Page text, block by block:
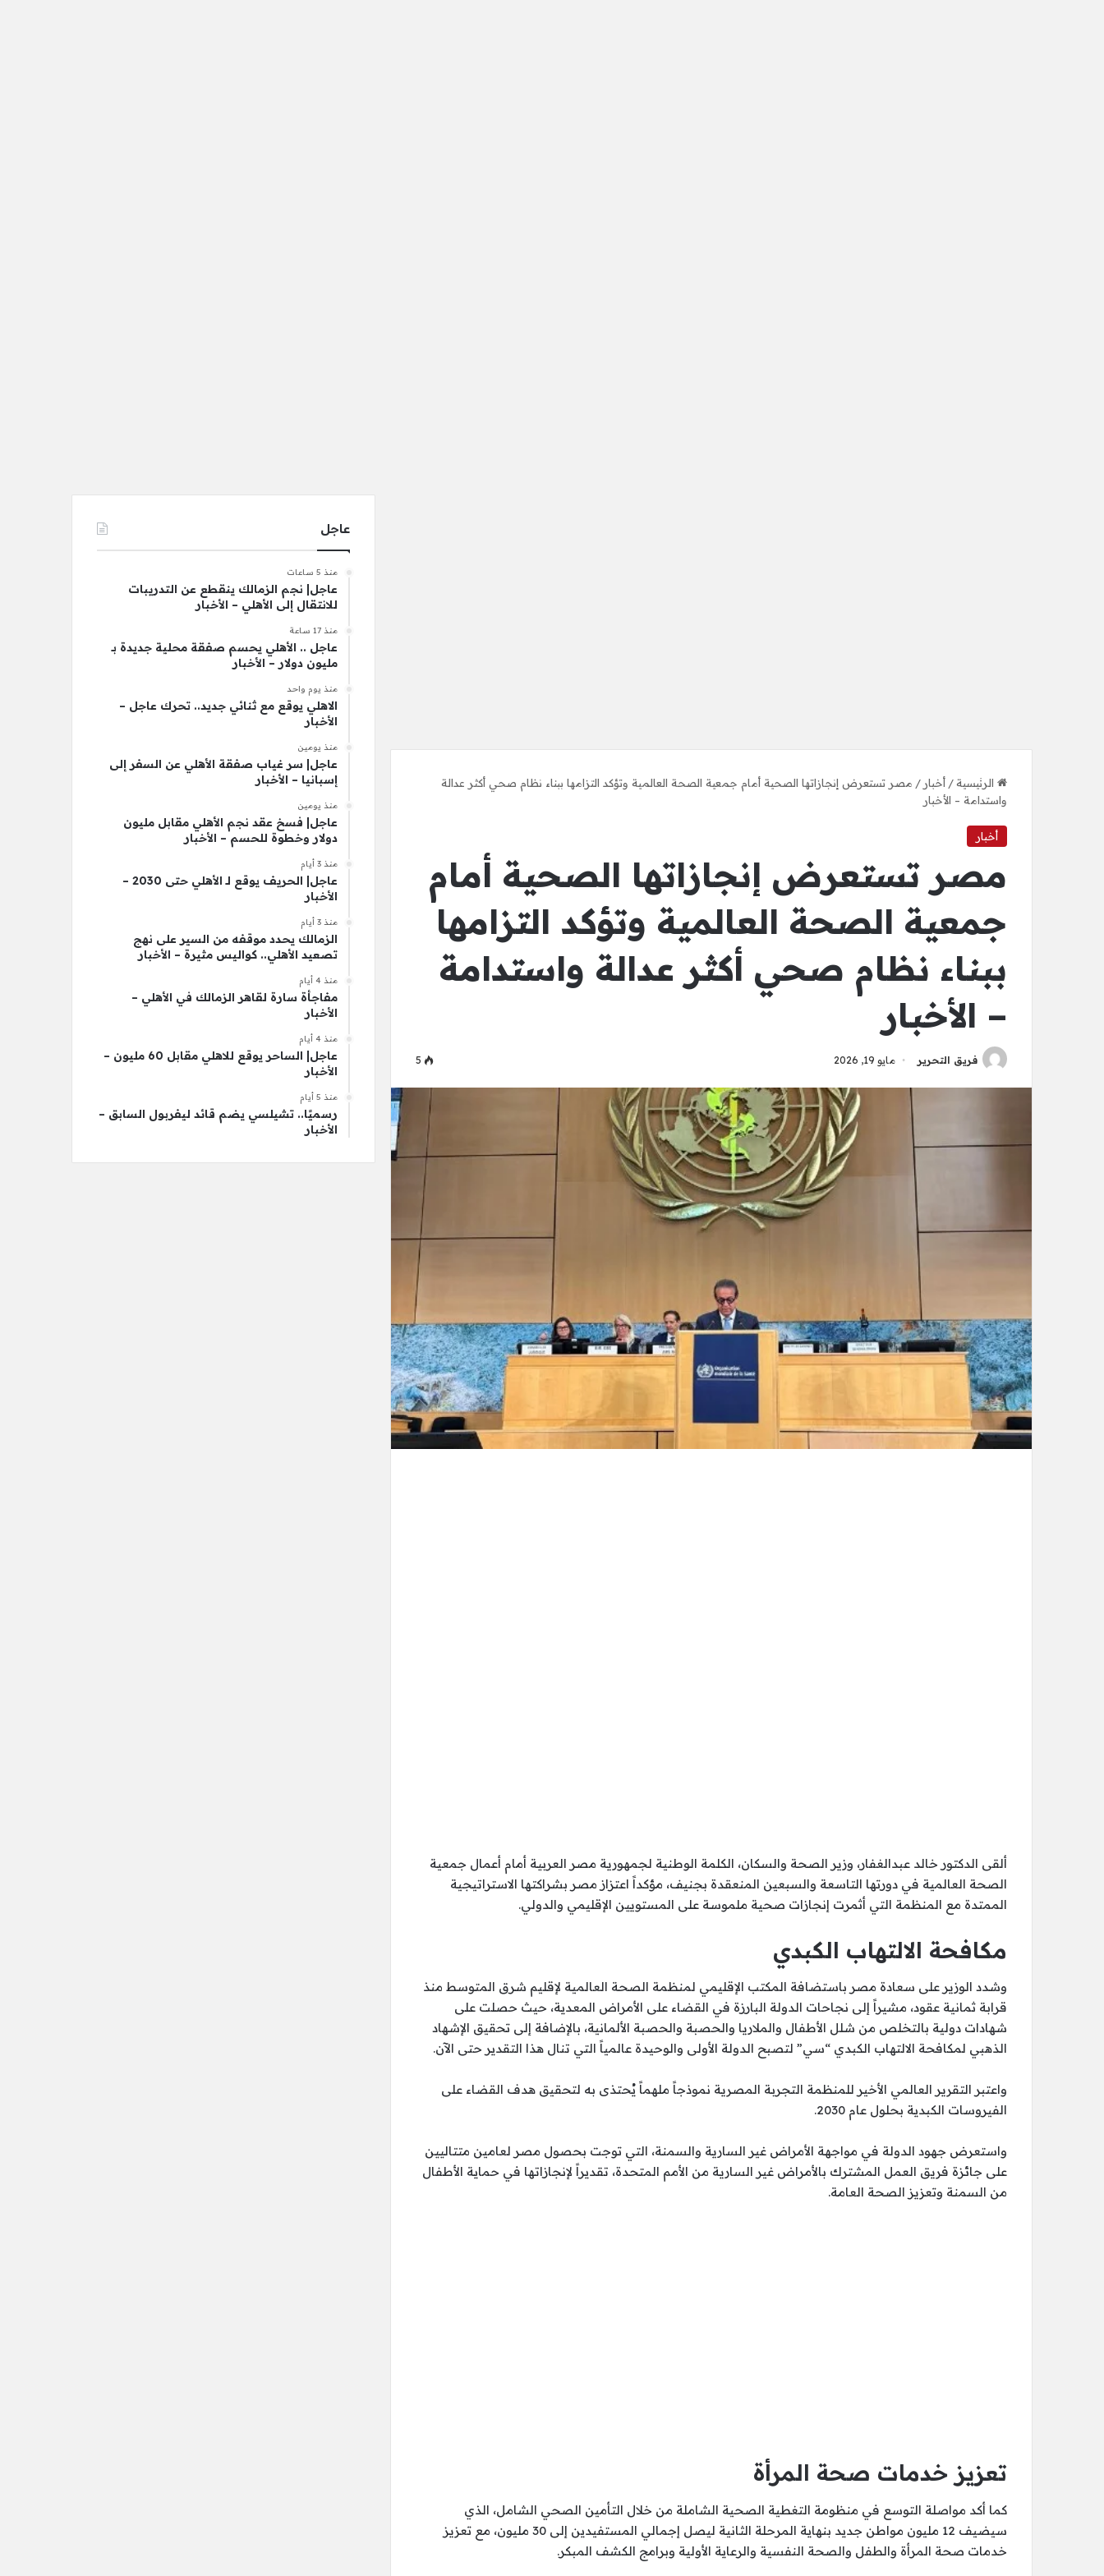
الرئيسية/ أخبار / مصر تستعرض إنجازاتها الصحية أمام جمعية الصحة العالمية وتؤكد التزامها ببناء نظام صحي أكثر عدالة
واستدامة – الأخبار
أخبار
مصر تستعرض إنجازاتها الصحية أمام
جمعية الصحة العالمية وتؤكد التزامها
ببناء نظام صحي أكثر عدالة واستدامة
– الأخبار
فريق التحرير مايو 19, 2026 5
ألقى الدكتور خالد عبدالغفار، وزير الصحة والسكان، الكلمة الوطنية لجمهورية مصر العربية أمام أعمال جمعية
الصحة العالمية في دورتها التاسعة والسبعين المنعقدة بجنيف، مؤكداً اعتزاز مصر بشراكتها الاستراتيجية
الممتدة مع المنظمة التي أثمرت إنجازات صحية ملموسة على المستويين الإقليمي والدولي.
مكافحة الالتهاب الكبدي
وشدد الوزير على سعادة مصر باستضافة المكتب الإقليمي لمنظمة الصحة العالمية لإقليم شرق المتوسط منذ
قرابة ثمانية عقود، مشيراً إلى نجاحات الدولة البارزة في القضاء على الأمراض المعدية، حيث حصلت على
شهادات دولية بالتخلص من شلل الأطفال والملاريا والحصبة والحصبة الألمانية، بالإضافة إلى تحقيق الإشهاد
الذهبي لمكافحة الالتهاب الكبدي “سي” لتصبح الدولة الأولى والوحيدة عالمياً التي تنال هذا التقدير حتى الآن.
واعتبر التقرير العالمي الأخير للمنظمة التجربة المصرية نموذجاً ملهماً يُحتذى به لتحقيق هدف القضاء على
الفيروسات الكبدية بحلول عام 2030.
واستعرض جهود الدولة في مواجهة الأمراض غير السارية والسمنة، التي توجت بحصول مصر لعامين متتاليين
على جائزة فريق العمل المشترك بالأمراض غير السارية من الأمم المتحدة، تقديراً لإنجازاتها في حماية الأطفال
من السمنة وتعزيز الصحة العامة.
تعزيز خدمات صحة المرأة
كما أكد مواصلة التوسع في منظومة التغطية الصحية الشاملة من خلال التأمين الصحي الشامل، الذي
سيضيف 12 مليون مواطن جديد بنهاية المرحلة الثانية ليصل إجمالي المستفيدين إلى 30 مليون، مع تعزيز
خدمات صحة المرأة والطفل والصحة النفسية والرعاية الأولية وبرامج الكشف المبكر.
عاجل
منذ 5 ساعات
عاجل| نجم الزمالك ينقطع عن التدريبات
للانتقال إلى الأهلي – الأخبار
منذ 17 ساعة
عاجل .. الأهلي يحسم صفقة محلية جديدة بـ
مليون دولار – الأخبار
منذ يوم واحد
الاهلي يوقع مع ثنائي جديد.. تحرك عاجل –
الأخبار
منذ يومين
عاجل| سر غياب صفقة الأهلي عن السفر إلى
إسبانيا – الأخبار
منذ يومين
عاجل| فسخ عقد نجم الأهلي مقابل مليون
دولار وخطوة للحسم – الأخبار
منذ 3 أيام
عاجل| الحريف يوقع لـ الأهلي حتى 2030 –
الأخبار
منذ 3 أيام
الزمالك يحدد موقفه من السير على نهج
تصعيد الأهلي.. كواليس مثيرة – الأخبار
منذ 4 أيام
مفاجأة سارة لقاهر الزمالك في الأهلي –
الأخبار
منذ 4 أيام
عاجل| الساحر يوقع للاهلي مقابل 60 مليون –
الأخبار
منذ 5 أيام
رسميًا.. تشيلسي يضم قائد ليفربول السابق –
الأخبار